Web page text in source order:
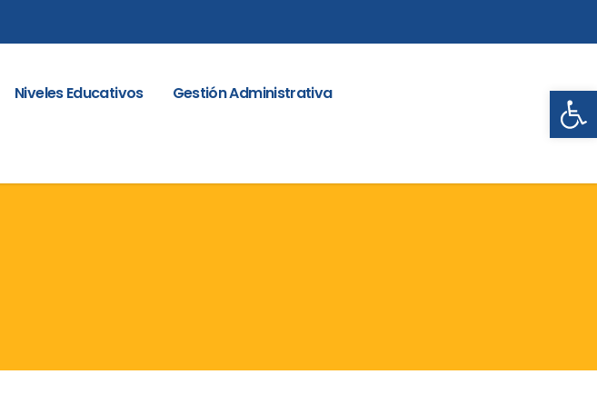
Niveles Educativos
Gestión Administrativa